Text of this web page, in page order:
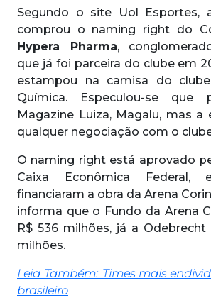
Segundo o site Uol Esportes,
comprou o naming right do
Hypera Pharma,
que já foi parceira do clube em
estampou na camisa do
Química. Especulou-se que
Magazine Luiza, Magalu, mas a
qualquer negociação com o
O naming right está aprovado
Caixa Econômica Federal,
financiaram a obra da Arena
informa que o Fundo da Arena
R$ 536 milhões, já a Odebrecht
milhões.
Leia Também: Times mais
brasileiro